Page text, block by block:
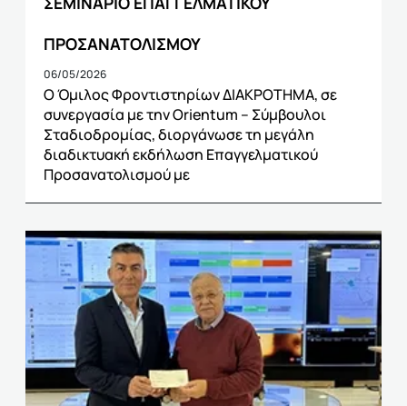
ΠΡΟΣΑΝΑΤΟΛΙΣΜΟΥ
06/05/2026
Ο Όμιλος Φροντιστηρίων ΔΙΑΚΡΟΤΗΜΑ, σε
συνεργασία με την Orientum – Σύμβουλοι
Σταδιοδρομίας, διοργάνωσε τη μεγάλη
διαδικτυακή εκδήλωση Επαγγελματικού
Προσανατολισμού με